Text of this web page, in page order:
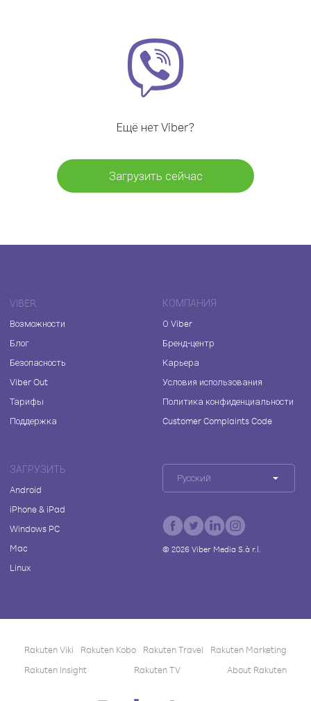
Ещё нет Viber?
Загрузить сейчас
VIBER
Возможности
Блог
Безопасность
Viber Out
Тарифы
Поддержка
КОМПАНИЯ
О Viber
Бренд-центр
Карьера
Условия использования
Политика конфиденциальности
Customer Complaints Code
ЗАГРУЗИТЬ
Android
iPhone & iPad
Windows PC
Mac
Linux
Русский
© 2026Viber Media S.à r.l.
Rakuten Viki Rakuten Kobo Rakuten Travel
Rakuten Marketing
Rakuten Insight
Rakuten TV About Rakuten